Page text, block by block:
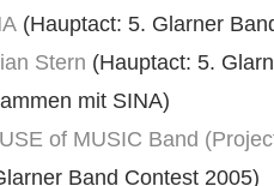
(Hauptact: 5. Glarner
Stern (Hauptact: 5.
mit SINA)
of MUSIC Band
Band Contest 2005)